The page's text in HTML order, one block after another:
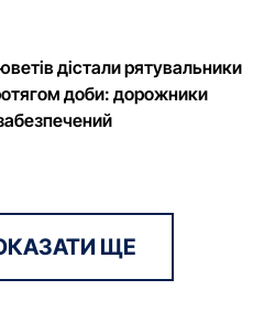
дістали рятувальники
доби: дорожники
ЩЕ